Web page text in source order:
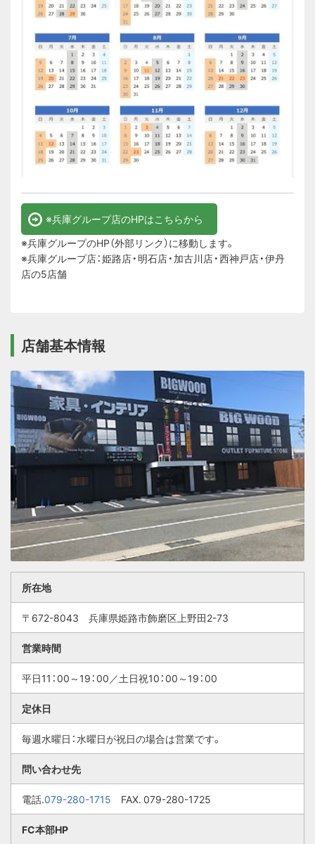
※兵庫グループ店のHPはこちらから
※兵庫グループのHP（外部リンク）に移動します。
※兵庫グループ店：姫路店・明石店・加古川店・西神戸店・伊丹
店の5店舗
店舗基本情報
所在地
〒672-8043 兵庫県姫路市飾磨区上野田2-73
営業時間
平日11：00～19：00／土日祝10：00～19：00
定休日
毎週水曜日：水曜日が祝日の場合は営業です。
問い合わせ先
電話.079-280-1715 FAX. 079-280-1725
FC本部HP